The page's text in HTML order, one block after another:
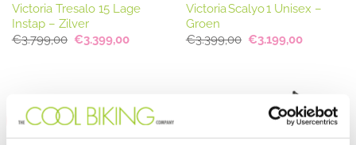
Victoria Tresalo 15 Lage
Instap – Zilver
€3.799,00 Oorspronkelijke
€3.399,00Huidige
Victoria Scalyo 1 Unisex –
Groen
€3.399,00 Oorspronkelijke
€3.199,00Huidige
Sale